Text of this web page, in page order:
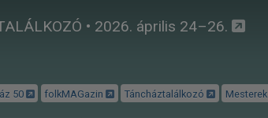
• 2026. április 24–26.
50 folkMAGazin Táncháztalálkozó Mesterek